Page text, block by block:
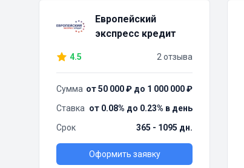
Европейский
экспресс кредит
4.5 2 отзыва
Сумма от 50 000 ₽ до 1 000 000 ₽
Ставка от 0.08% до 0.23% в день
Срок
365 - 1095 дн.
Оформить заявку